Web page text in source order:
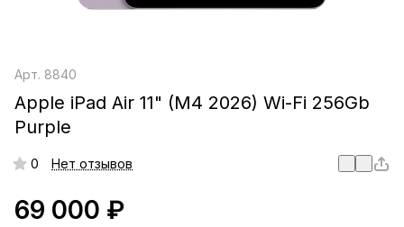
Арт. 8840
Apple iPad Air 11" (M4 2026) Wi-Fi 256Gb
Purple
0 Нет отзывов
69 000 ₽